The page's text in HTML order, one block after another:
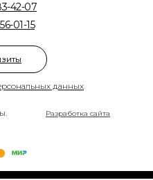
данных
01-15
42-07
Разработка сайта